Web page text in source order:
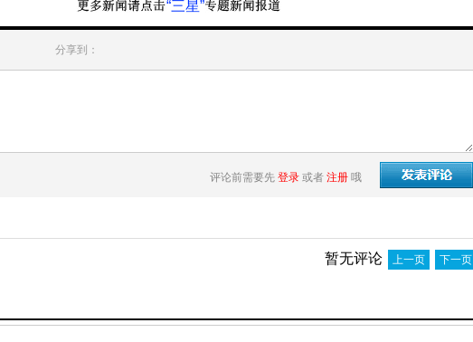
“三星”
分享到：
评论前需要先 登录 或者 注册 哦
暂无评论 上一页 下一页